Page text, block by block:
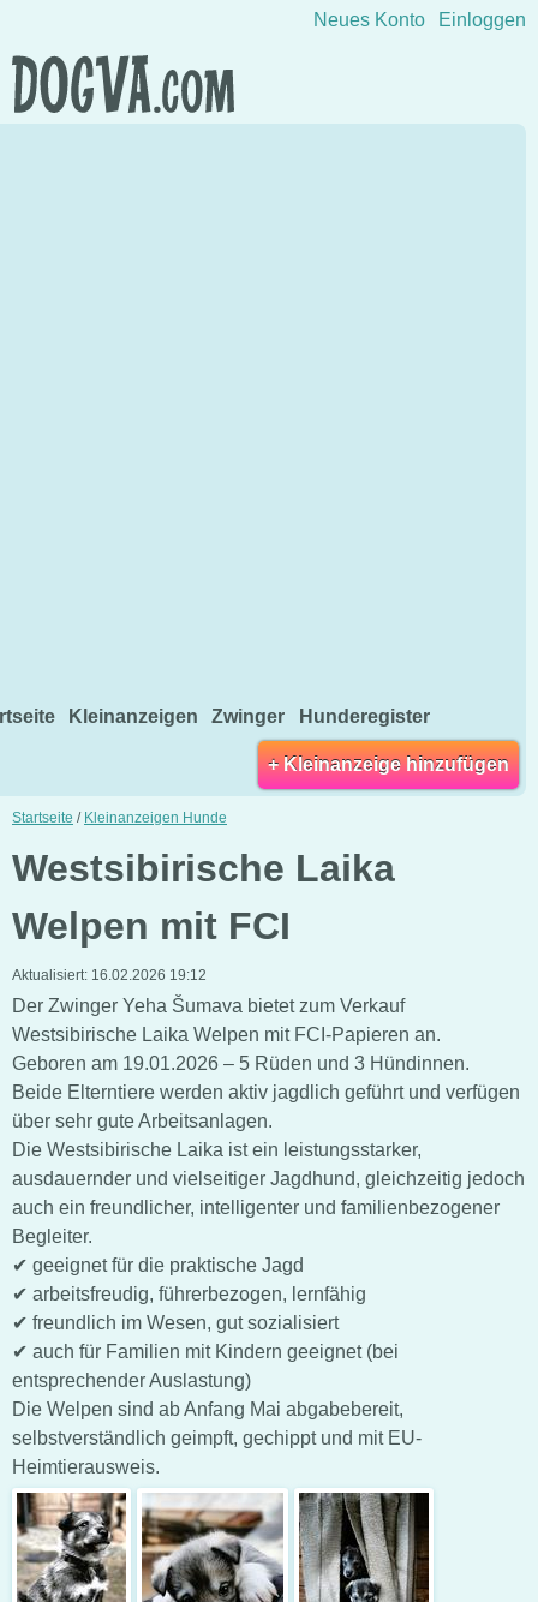
Direkt zum Inhalt wechseln
Neues Konto Einloggen
Kleinanzeigen Zwinger Hunderegister
+ Kleinanzeige hinzufügen
Startseite / Kleinanzeigen Hunde
Westsibirische Laika
Welpen mit FCI
Aktualisiert: 16.02.2026 19:12
Der Zwinger Yeha Šumava bietet zum Verkauf
Westsibirische Laika Welpen mit FCI-Papieren an.
Geboren am 19.01.2026 – 5 Rüden und 3 Hündinnen.
Beide Elterntiere werden aktiv jagdlich geführt und verfügen
über sehr gute Arbeitsanlagen.
Die Westsibirische Laika ist ein leistungsstarker,
ausdauernder und vielseitiger Jagdhund, gleichzeitig jedoch
auch ein freundlicher, intelligenter und familienbezogener
Begleiter.
✔ geeignet für die praktische Jagd
✔ arbeitsfreudig, führerbezogen, lernfähig
✔ freundlich im Wesen, gut sozialisiert
✔ auch für Familien mit Kindern geeignet (bei
entsprechender Auslastung)
Die Welpen sind ab Anfang Mai abgabebereit,
selbstverständlich geimpft, gechippt und mit EU-
Heimtierausweis.